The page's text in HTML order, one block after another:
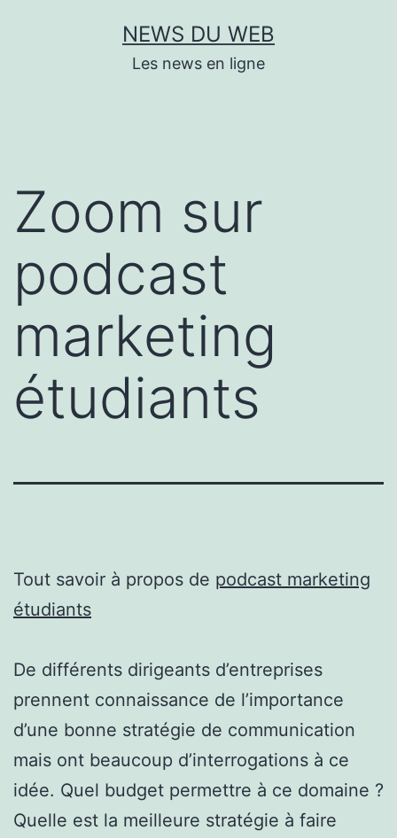
NEWS DU WEB
Les news en ligne
Zoom sur
podcast
marketing
étudiants
Tout savoir à propos de podcast marketing
étudiants
De différents dirigeants d’entreprises
prennent connaissance de l’importance
d’une bonne stratégie de communication
mais ont beaucoup d’interrogations à ce
idée. Quel budget permettre à ce domaine ?
Quelle est la meilleure stratégie à faire